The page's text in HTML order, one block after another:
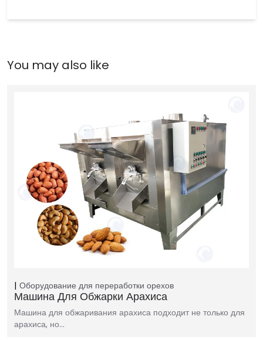
Оборудование для переработки орехов
Машина Для Обжарки Арахиса
Машина для обжаривания арахиса подходит не только для
арахиса, но…